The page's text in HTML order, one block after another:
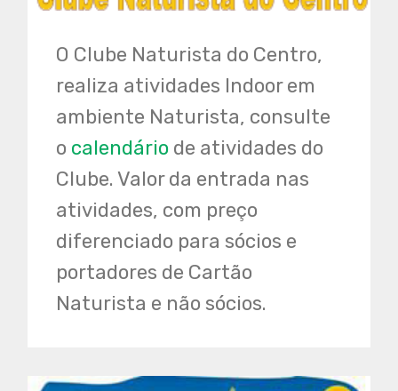
O Clube Naturista do Centro,
realiza atividades Indoor em
ambiente Naturista, consulte
o calendário de atividades do
Clube. Valor da entrada nas
atividades, com preço
diferenciado para sócios e
portadores de Cartão
Naturista e não sócios.